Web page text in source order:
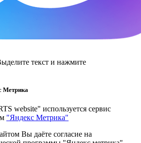
текст и нажмите
Метрика
website" используется сервис
"Яндекс Метрика"
Вы даёте согласие на